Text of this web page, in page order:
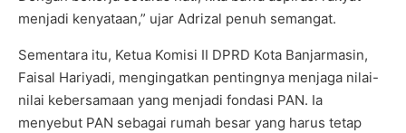
menjadi kenyataan,” ujar Adrizal penuh semangat.
Sementara itu, Ketua Komisi II DPRD Kota Banjarmasin,
Faisal Hariyadi, mengingatkan pentingnya menjaga nilai-
nilai kebersamaan yang menjadi fondasi PAN. Ia
menyebut PAN sebagai rumah besar yang harus tetap